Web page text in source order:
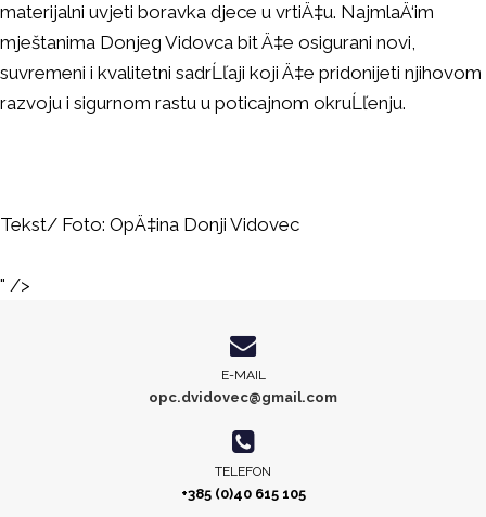
materijalni uvjeti boravka djece u vrtiÄ‡u. NajmlaÄ‘im
mještanima Donjeg Vidovca bit Ä‡e osigurani novi,
suvremeni i kvalitetni sadrĹľaji koji Ä‡e pridonijeti njihovom
razvoju i sigurnom rastu u poticajnom okruĹľenju.
Tekst/ Foto: OpÄ‡ina Donji Vidovec
" />
E-MAIL
opc.dvidovec@gmail.com
TELEFON
+385 (0)40 615 105